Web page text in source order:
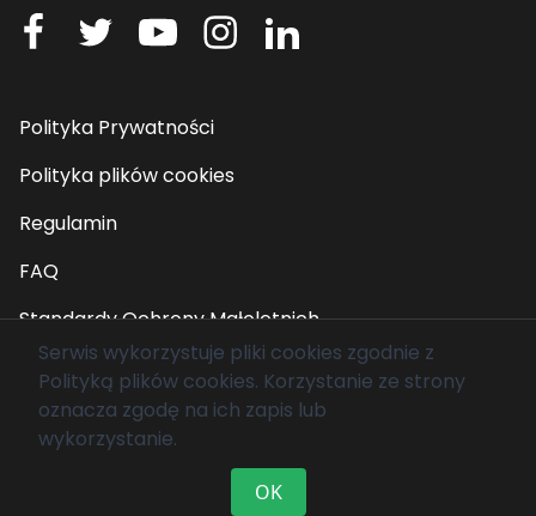
Polityka Prywatności
Polityka plików cookies
Regulamin
FAQ
Standardy Ochrony Małoletnich
© 2026 Fundacja Mam Marzenie. Wszelkie prawa
zastrzeżone.
Serwis wykorzystuje pliki cookies zgodnie z
Polityką plików cookies. Korzystanie ze strony
oznacza zgodę na ich zapis lub
wykorzystanie.
OK